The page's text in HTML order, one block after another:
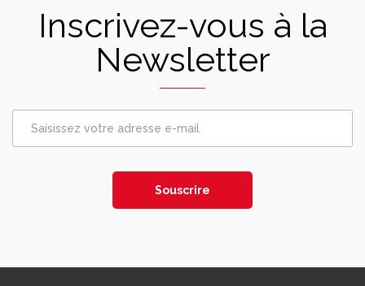
Inscrivez-vous à la
Newsletter
Souscrire